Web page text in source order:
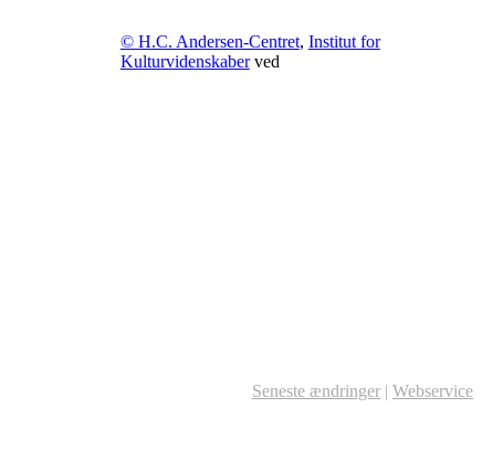
© H.C. Andersen-Centret, Institut for
Kulturvidenskaberved
Seneste ændringer | Webservice